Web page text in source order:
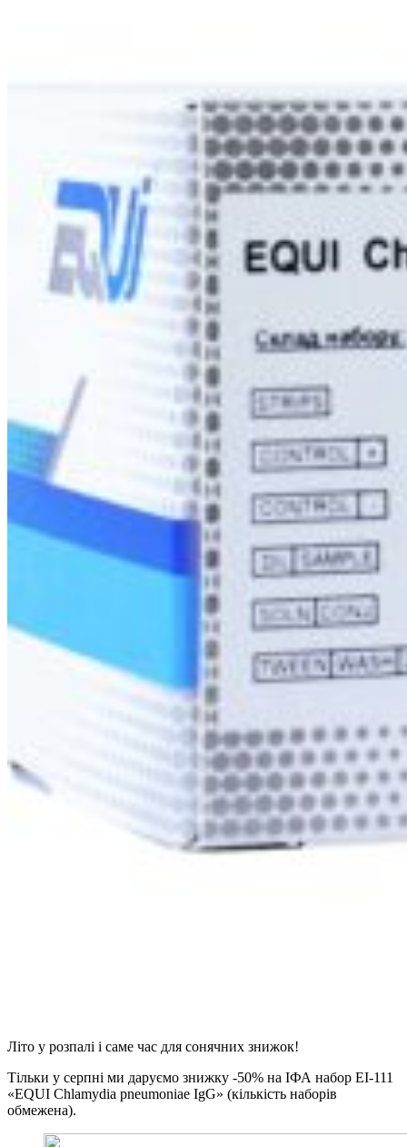
Літо у розпалі і саме час для сонячних знижок!
Тільки у серпні ми даруємо знижку -50% на ІФА набор ЕІ-111
«EQUI Chlamydia pneumoniae IgG» (кількість наборів
обмежена).